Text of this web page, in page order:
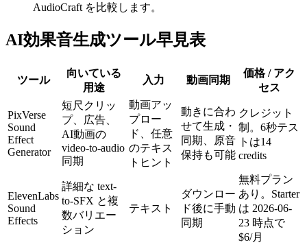
AudioCraft を比較します。
AI効果音生成ツール早見表
ツール
向いている
用途
入力 動画同期
価格 / アク
セス
PixVerse
Sound
Effect
Generator
短尺クリッ
プ、広告、
AI動画の
video-to-audio
同期
動画アッ
プロー
ド、任意
のテキス
トヒント
動きに合わ
せて生成・
同期、原音
保持も可能
クレジット
制。6秒テス
トは14
credits
ElevenLabs
Sound
Effects
詳細な text-
to-SFX と複
数バリエー
ション
テキスト
ダウンロー
ド後に手動
同期
無料プラン
あり。Starter
は 2026-06-
23 時点で
$6/月